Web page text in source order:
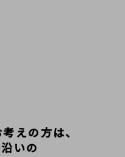
えの方は、
いの